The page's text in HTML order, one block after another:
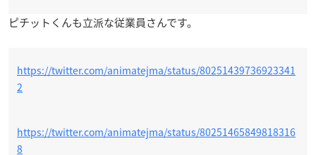
ピチットくんも立派な従業員さんです。
https://twitter.com/animatejma/status/80251439736923341
2
https://twitter.com/animatejma/status/80251465849818316
8